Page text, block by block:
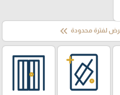
لفترة محدودة keyboard_double_arrow_left